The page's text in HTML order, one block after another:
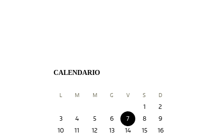
CALENDARIO
M M G V S D
1
2
3
4 5 6 7 8
9
10
11 12 13 14 15
16